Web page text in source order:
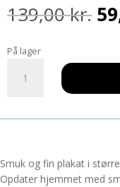
139,00kr.
På lager
Jardin
Smuk og fin plakat i
Opdater hjemmet med